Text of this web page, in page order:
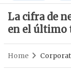
La cifra de
en el último
Home